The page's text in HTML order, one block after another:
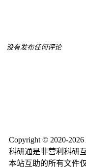
没有发布任何评论
Copyright © 2020-
科研通是非营利科研
本站互助的所有文件